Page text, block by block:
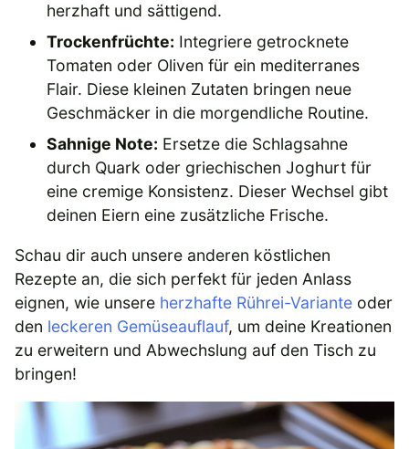
herzhaft und sättigend.
Trockenfrüchte: Integriere getrocknete
Tomaten oder Oliven für ein mediterranes
Flair. Diese kleinen Zutaten bringen neue
Geschmäcker in die morgendliche Routine.
Sahnige Note: Ersetze die Schlagsahne
durch Quark oder griechischen Joghurt für
eine cremige Konsistenz. Dieser Wechsel gibt
deinen Eiern eine zusätzliche Frische.
Schau dir auch unsere anderen köstlichen
Rezepte an, die sich perfekt für jeden Anlass
eignen, wie unsere herzhafte Rührei-Variante oder
den leckeren Gemüseauflauf, um deine Kreationen
zu erweitern und Abwechslung auf den Tisch zu
bringen!